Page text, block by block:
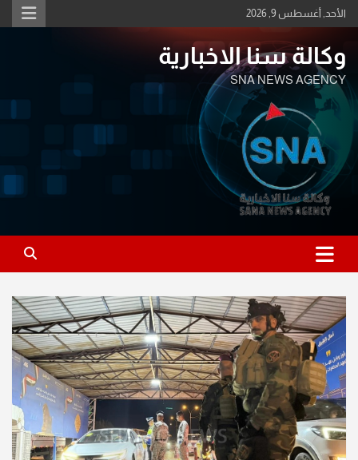
Skip
to
الأحد, أغسطس 9, 2026
وكالة سنا الاخبارية
SNA NEWS AGENCY